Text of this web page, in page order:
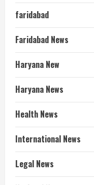
faridabad
Faridabad News
Haryana New
Haryana News
Health News
International News
Legal News